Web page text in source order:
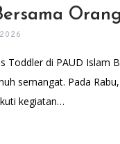
Toddler di PAUD Islam
semangat. Pada
kegiatan…